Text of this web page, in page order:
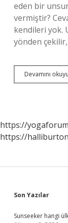
eden bir
vermiştir?
kendileri yok.
yönden
Devamını
https://
https://
Son Yazılar
Sunseeker hangi